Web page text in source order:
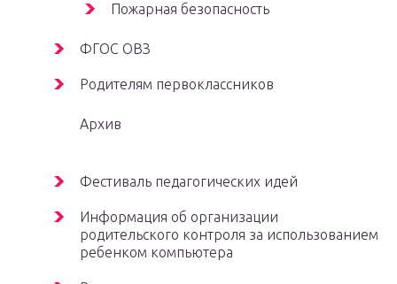
Пожарная безопасность
ФГОС ОВЗ
Родителям первоклассников
Архив
Фестиваль педагогических идей
Информация об организации
родительского контроля за использованием
ребенком компьютера